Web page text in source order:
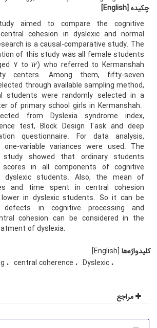
چکیده [English]
aimed to compare the cognitive
cohesion in dyslexic and normal
is a causal-comparative study. The
of this study was all female students
7 to 12) who referred to Kermanshah
centers. Among them, fifty-seven
through available sampling method,
students were randomly selected in a
of primary school girls in Kermanshah.
from Dyslexia syndrome index,
test, Block Design Task and deep
questionnaire. For data analysis,
variable variances were used. The
showed that ordinary students
scores in all components of cognitive
dyslexic students. Also, the mean of
and time spent in central cohesion
in dyslexic students. So it can be
defects in cognitive processing and
cohesion can be considered in the
of dyslexia.
کلیدواژه‌ها [English]
central coherence
Dyslexic
مراجع